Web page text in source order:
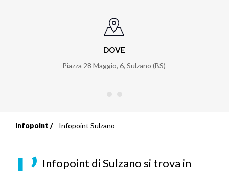
DOVE
Piazza 28 Maggio, 6, Sulzano (BS)
Briciole
di
Infopoint Infopoint Sulzano
Infopoint di Sulzano si trova in